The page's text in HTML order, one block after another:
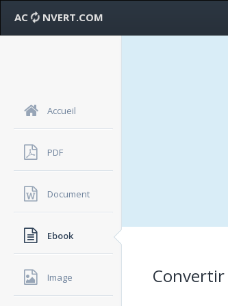
AC NVERT.COM
Accueil
PDF
Document
Ebook
Image Convertir